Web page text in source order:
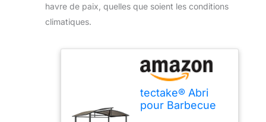
havre de paix, quelles que soient les conditions
climatiques.
tectake® Abri
pour Barbecue